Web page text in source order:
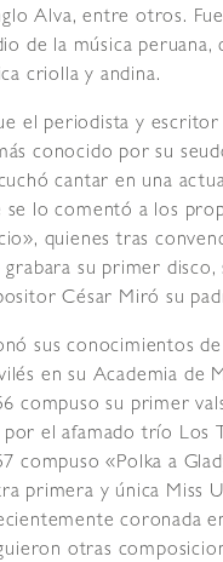
Alva, entre otros.
de la música peruana,
criolla y andina.
el periodista y escritor
conocido por su
cantar en una
se lo comentó a los
quienes tras
su primer disco,
César Miró su
sus conocimientos
en su Academia de
compuso su primer
el afamado trío Los
compuso «Polka a
primera y única Miss
coronada
otras